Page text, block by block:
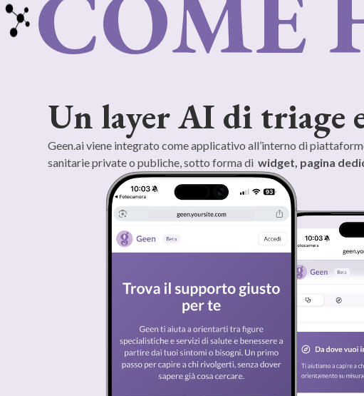
Un layer AI di triage
Geen.ai viene integrato come applicativo all’interno di
sanitarie private o publiche, sotto forma diwidget, pagina